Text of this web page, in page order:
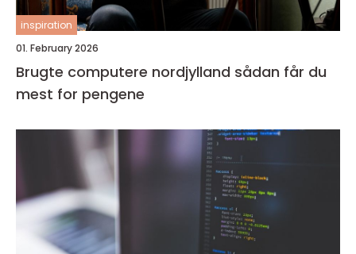
inspiration
01. February 2026
Brugte computere nordjylland sådan får du
mest for pengene